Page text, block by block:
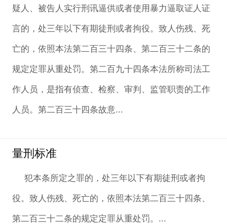
疑人、被告人实行刑讯逼供或者使用暴力逼取证人证
言的，处三年以下有期徒刑或者拘役。致人伤残、死
亡的，依照本法第二百三十四条、第二百三十二条的
规定定罪从重处罚。第二百九十四条本法所称司法工
作人员，是指有侦查、检察、审判、监管职责的工作
人员。第二百三十四条故意...
量刑标准
犯本条所定之罪的，处三年以下有期徒刑或者拘
役。致人伤残、死亡的，依照本法第二百三十四条、
第二百三十二条的规定定罪从重处罚。...